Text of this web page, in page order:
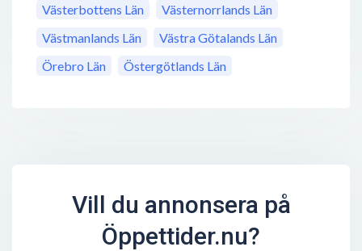
Västerbottens Län
Västernorrlands Län
Västmanlands Län
Västra Götalands Län
Örebro Län
Östergötlands Län
Vill du annonsera på
Öppettider.nu?